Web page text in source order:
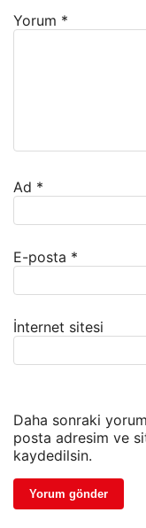
Yorum *
Ad *
E-posta *
İnternet sitesi
Daha sonraki
posta adresim ve
kaydedilsin.